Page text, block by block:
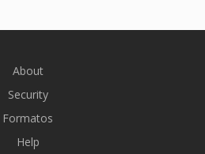
About
Security
Formatos
Help